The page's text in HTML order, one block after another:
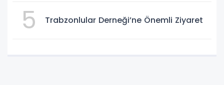
5 Trabzonlular Derneği’ne Önemli Ziyaret